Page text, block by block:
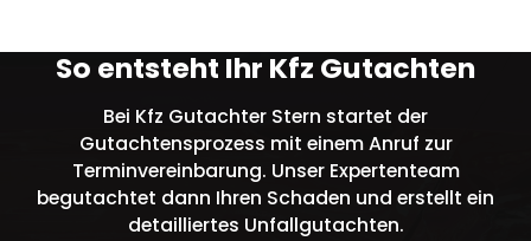
So entsteht Ihr Kfz Gutachten
Bei Kfz Gutachter Stern startet der
Gutachtensprozess mit einem Anruf zur
Terminvereinbarung. Unser Expertenteam
begutachtet dann Ihren Schaden und erstellt ein
detailliertes Unfallgutachten.